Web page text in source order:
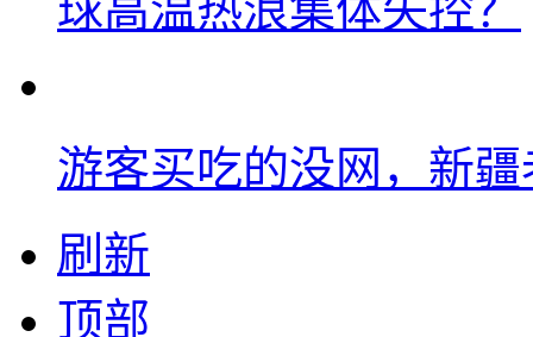
球高温热浪集体失控？
游客买吃的没网，新
刷新
顶部